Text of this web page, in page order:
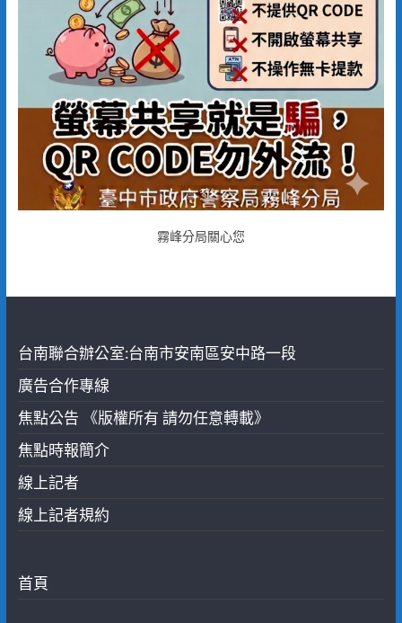
霧峰分局關心您
台南聯合辦公室:台南市安南區安中路一段
廣告合作專線
焦點公告 《版權所有 請勿任意轉載》
焦點時報簡介
線上記者
線上記者規約
首頁